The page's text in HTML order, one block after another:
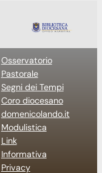
Osservatorio
Pastorale
Segni dei Tempi
Coro diocesano
domenicolando.it
Modulistica
Link
Informativa
Privacy